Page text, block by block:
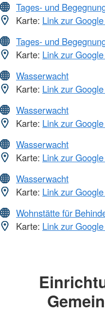
Tages- und
Karte: Link zur
Tages- und
Karte: Link zur
Wasserwacht
Karte: Link zur
Wasserwacht
Karte: Link zur
Wasserwacht
Karte: Link zur
Wasserwacht
Karte: Link zur
Wohnstätte für
Karte: Link zur